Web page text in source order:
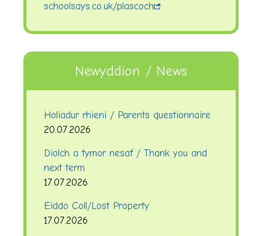
schoolsays.co.uk/plascoch
Newyddion / News
Holiadur rhieni / Parents questionnaire
20.07.2026
Diolch a tymor nesaf / Thank you and
next term
17.07.2026
Eiddo Coll/Lost Property
17.07.2026